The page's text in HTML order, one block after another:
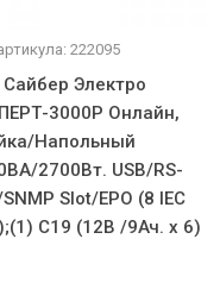
222095
Сайбер Электро
3000Р Онлайн,
Напольный
2700Вт. USB/RS-
Slot/EPO (8 IEC
C19 (12В /9Ач. х 6)